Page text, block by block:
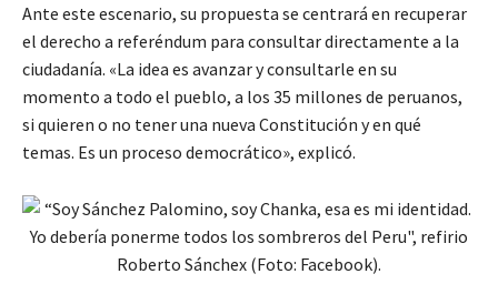
Ante este escenario, su propuesta se centrará en recuperar
el derecho a referéndum para consultar directamente a la
ciudadanía. «La idea es avanzar y consultarle en su
momento a todo el pueblo, a los 35 millones de peruanos,
si quieren o no tener una nueva Constitución y en qué
temas. Es un proceso democrático», explicó.